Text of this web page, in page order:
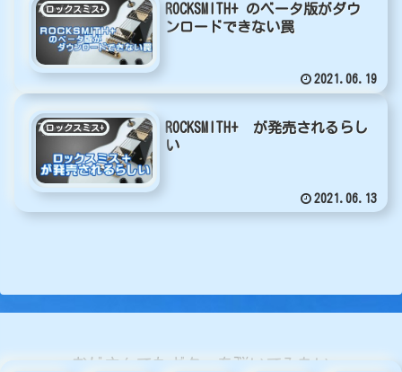
ロックスミス+
ROCKSMITH+ のベータ版がダウ
ンロードできない罠
2021.06.19
ロックスミス+
ROCKSMITH+ が発売されるらし
い
2021.06.13
おじさんでもギターを弾いてみたい